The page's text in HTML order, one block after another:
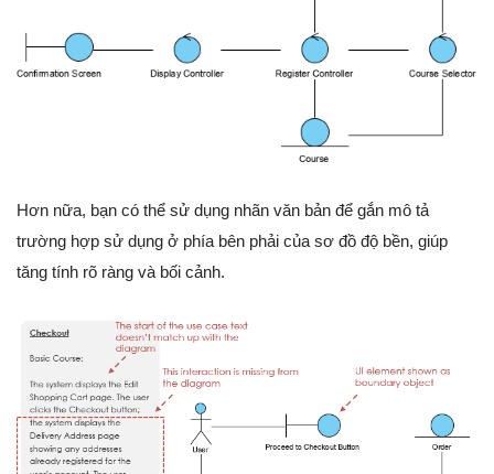
Hơn nữa, bạn có thể sử dụng nhãn văn bản để gắn mô tả
trường hợp sử dụng ở phía bên phải của sơ đồ độ bền, giúp
tăng tính rõ ràng và bối cảnh.